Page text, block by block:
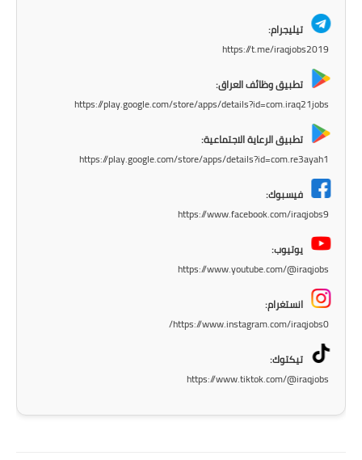
المرحلة الابتدائية
تيليجرام:
https://t.me/iraqjobs2019
تطبيق وظائف العراق:
https://play.google.com/store/apps/details?id=com.iraq21jobs
تطبيق الرعاية الاجتماعية:
https://play.google.com/store/apps/details?id=com.re3ayah1
فيسبوك:
https://www.facebook.com/iraqjobs9
يوتيوب:
https://www.youtube.com/@iraqjobs
انستغرام:
https://www.instagram.com/iraqjobs0/
تيكتوك:
https://www.tiktok.com/@iraqjobs